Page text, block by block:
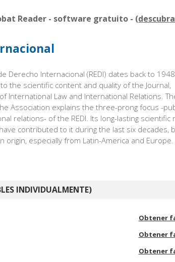
Reader - software gratuito - (
Derecho Internacional (REDI) dates back to
the scientific content and quality of the Journal,
Law and International Relations.
Association explains the three-prong focus -
relations- of the REDI. Its long-lasting scientific
contributed to it during the last six decades,
especially from Latin-America and Europe.
INDIVIDUALMENTE)
Obtener
Obtener
Obtener